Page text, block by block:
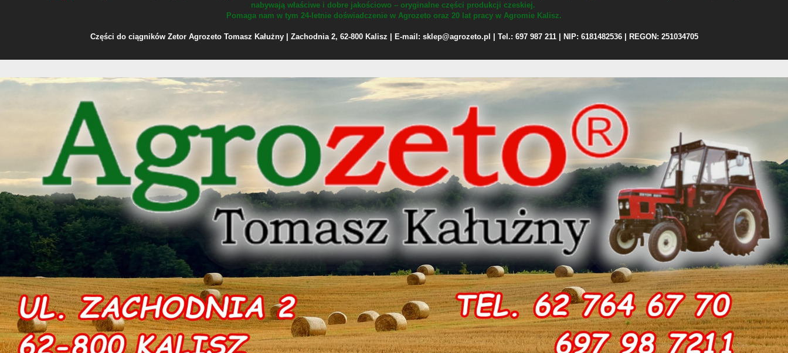
nabywają właściwe i dobre jakościowo – oryginalne części produkcji czeskiej.
Pomaga nam w tym 24-letnie doświadczenie w Agrozeto oraz 20 lat pracy w Agromie Kalisz.
Części do ciągników Zetor Agrozeto Tomasz Kałużny | Zachodnia 2, 62-800 Kalisz | E-mail: sklep@agrozeto.pl | Tel.: 697 987 211 | NIP: 6181482536 | REGON: 251034705